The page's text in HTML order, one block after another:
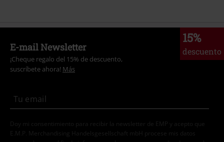
15%
descuento
E-mail Newsletter
¡Cheque regalo del 15% de descuento,
suscríbete ahora! Más
Doy mi consentimiento para recibir la newsletter de EMP y acepto que
E.M.P. Merchandising Handelsgesellschaft mbH procese mis datos